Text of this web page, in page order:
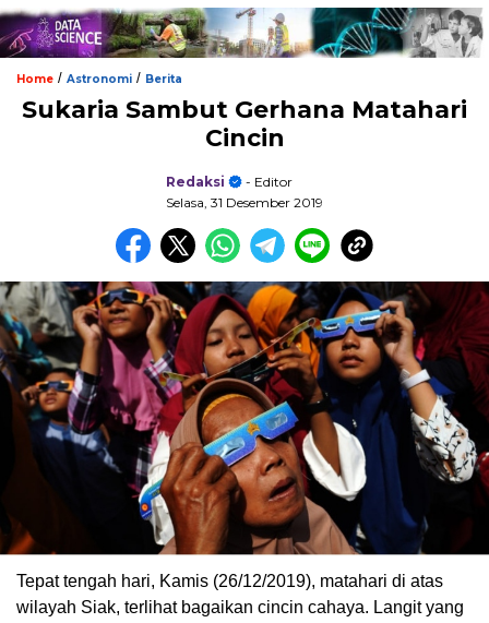
Home / Astronomi / Berita
Sukaria Sambut Gerhana Matahari
Cincin
Redaksi
- Editor
Selasa, 31 Desember 2019
Tepat tengah hari, Kamis (26/12/2019), matahari di atas
wilayah Siak, terlihat bagaikan cincin cahaya. Langit yang